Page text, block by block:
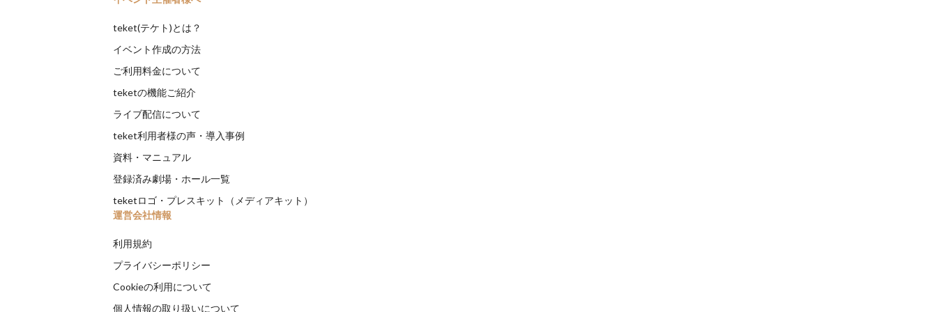
teket(テケト)とは？
イベント作成の方法
ご利用料金について
teketの機能ご紹介
ライブ配信について
teket利用者様の声・導入事例
資料・マニュアル
登録済み劇場・ホール一覧
teketロゴ・プレスキット（メディアキット）
運営会社情報
利用規約
プライバシーポリシー
Cookieの利用について
個人情報の取り扱いについて